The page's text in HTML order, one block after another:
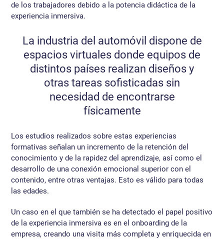
de los trabajadores debido a la potencia didáctica de la
experiencia inmersiva.
La industria del automóvil dispone de
espacios virtuales donde equipos de
distintos países realizan diseños y
otras tareas sofisticadas sin
necesidad de encontrarse
físicamente
Los estudios realizados sobre estas experiencias
formativas señalan un incremento de la retención del
conocimiento y de la rapidez del aprendizaje, así como el
desarrollo de una conexión emocional superior con el
contenido, entre otras ventajas. Esto es válido para todas
las edades.
Un caso en el que también se ha detectado el papel positivo
de la experiencia inmersiva es en el onboarding de la
empresa, creando una visita más completa y enriquecida en